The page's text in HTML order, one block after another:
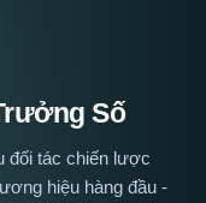
Số
đối tác chiến lược
hiệu hàng đầu -